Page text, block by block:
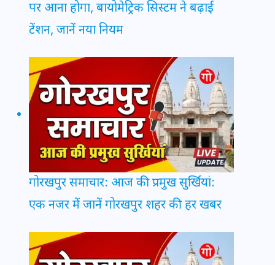
पर आना होगा, बायोमेट्रिक सिस्टम ने बढ़ाई
टेंशन, जानें नया नियम
गोरखपुर समाचार: आज की प्रमुख सुर्खियां:
एक नजर में जानें गोरखपुर शहर की हर खबर